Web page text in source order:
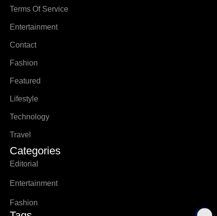
Terms Of Service
Entertainment
Contact
Fashion
Featured
Lifestyle
Technology
Travel
Categories
Editorial
Entertainment
Fashion